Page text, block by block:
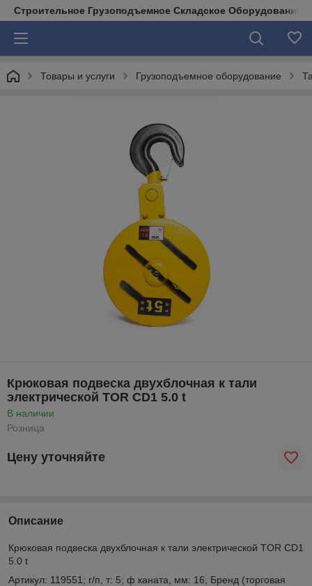
Строительное Грузоподъемное Складское Оборудование
Товары и услуги Грузоподъемное оборудование
Крюковая подвеска двухблочная к тали
электрической TOR CD1 5.0 t
В наличии
Розница
Цену уточняйте
Описание
Крюковая подвеска двухблочная к тали электрической TOR CD1
5.0 t
Артикул: 119551; г/п, т: 5; ф каната, мм: 16; Бренд (торговая